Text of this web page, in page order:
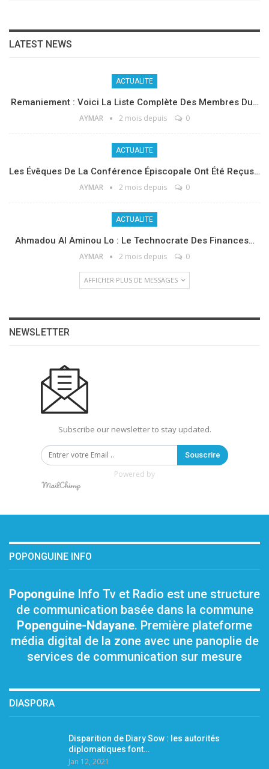
LATEST NEWS
ACTUALITE
Remaniement : Voici La Liste Complète Des Membres Du…
AYMAR 2 mois depuis 0
ACTUALITE
Les Évêques De La Conférence Épiscopale Ont Été Reçus…
AYMAR 2 mois depuis 0
ACTUALITE
Ahmadou Al Aminou Lo : Le Technocrate Des Finances…
AYMAR 2 mois depuis 0
AFFICHER PLUS DE MESSAGES
NEWSLETTER
Subscribe our newsletter to stay updated.
Souscrire
Powered by
POPONGUINE INFO
Poponguine Info Tv et Radio est une structure
de communication basée dans la commune
Popenguine-Ndayane. Première plateforme
média digital de la zone avec une panoplie de
services de communication sur mesure
DIASPORA
Disparition de Diary Sow : les autorités
diplomatiques font…
Jan 12, 2021